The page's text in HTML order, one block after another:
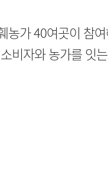
농가 40여곳이 참
비자와 농가를 잇